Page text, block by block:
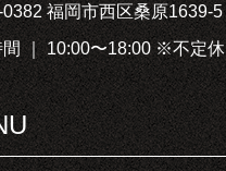
福岡市西区桑原1639-5
間 ｜ 10:00〜18:00 ※不定休